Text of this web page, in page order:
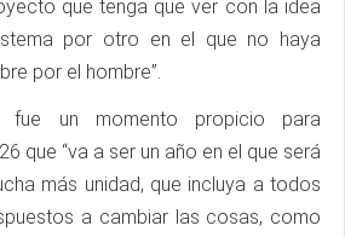
que tenga que ver con la idea
por otro en el que no haya
por el hombre”.
fue un momento propicio para
que “va a ser un año en el que será
más unidad, que incluya a todos
a cambiar las cosas, como